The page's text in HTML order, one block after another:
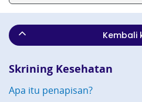
Skrining Kesehatan
Apa itu penapisan?
Kembali